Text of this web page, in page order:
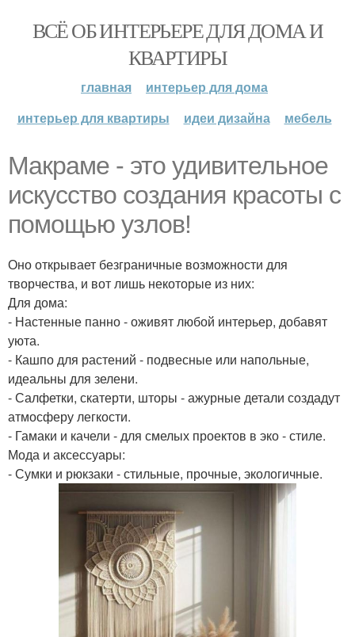
ВСЁ ОБ ИНТЕРЬЕРЕ ДЛЯ ДОМА И
КВАРТИРЫ
главная
интерьер для дома
интерьер для квартиры
идеи дизайна мебель
Макраме - это удивительное
искусство создания красоты с
помощью узлов!
Оно открывает безграничные возможности для
творчества, и вот лишь некоторые из них:
Для дома:
- Настенные панно - оживят любой интерьер, добавят
уюта.
- Кашпо для растений - подвесные или напольные,
идеальны для зелени.
- Салфетки, скатерти, шторы - ажурные детали создадут
атмосферу легкости.
- Гамаки и качели - для смелых проектов в эко - стиле.
Мода и аксессуары:
- Сумки и рюкзаки - стильные, прочные, экологичные.